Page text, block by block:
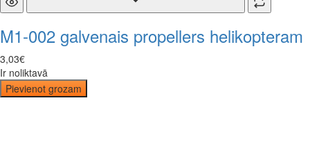
M1-002 galvenais propellers helikopteram
3,03€
Ir noliktavā
Pievienot grozam